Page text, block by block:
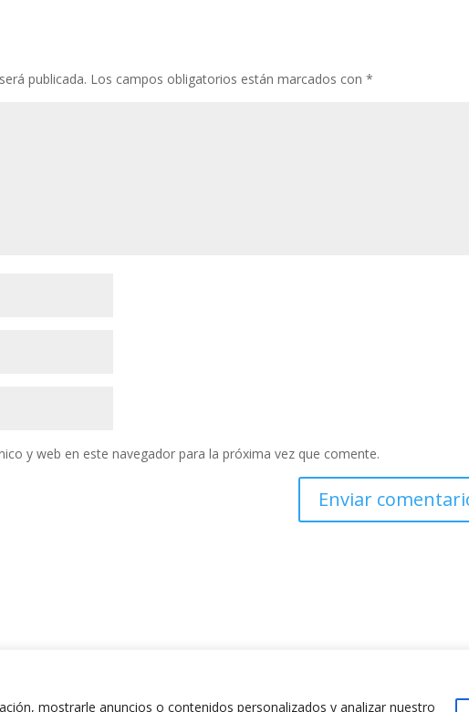
mostrarle anuncios o contenidos personalizados y analizar nuestro
publicada. Los campos obligatorios están marcados con*
y web en este navegador para la próxima vez que comente.